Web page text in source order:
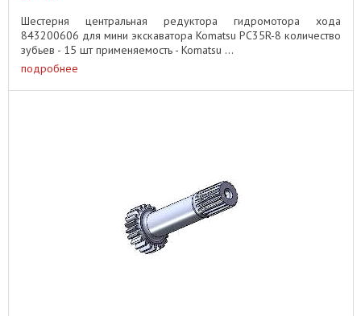
Шестерня центральная редуктора гидромотора хода
843200606 для мини экскаватора Komatsu PC35R-8 количество
зубьев - 15 шт применяемость - Komatsu ...
подробнее